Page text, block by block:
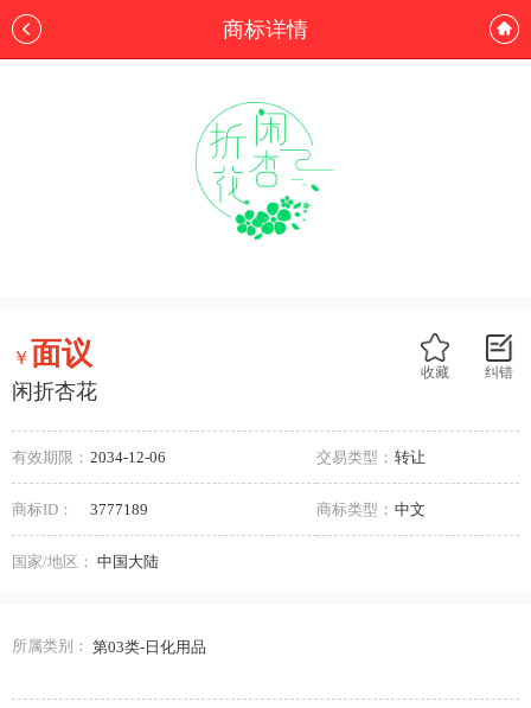
商标详情
纠错
收藏
￥面议
闲折杏花
有效期限： 2034-12-06 交易类型： 转让
商标ID： 3777189 商标类型： 中文
国家/地区： 中国大陆
所属类别： 第03类-日化用品